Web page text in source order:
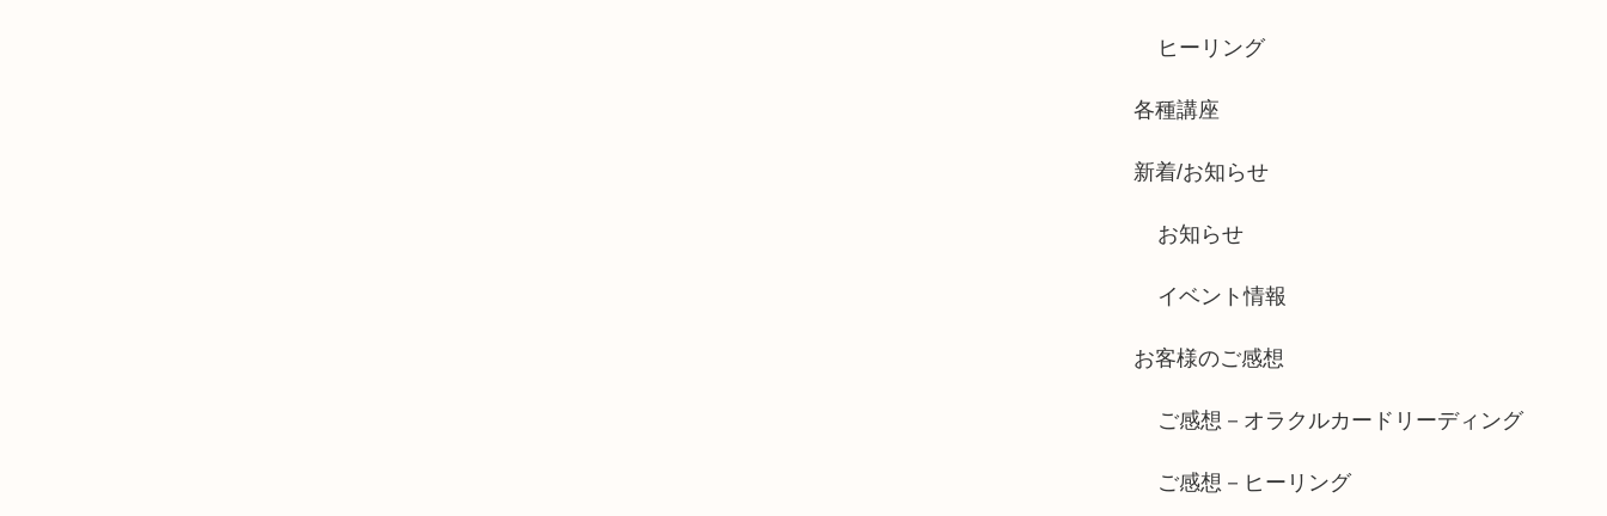
ヒーリング
各種講座
新着/お知らせ
お知らせ
イベント情報
お客様のご感想
ご感想－オラクルカードリーディング
ご感想－ヒーリング